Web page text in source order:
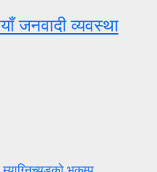
जनवादी व्यवस्था